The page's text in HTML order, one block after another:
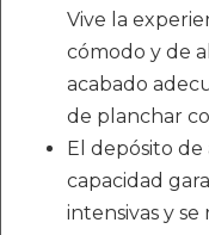
Vive la
cómodo y de
acabado
de planchar
El depósito
capacidad
intensivas y